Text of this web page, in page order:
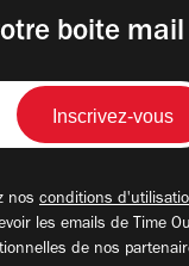
boite mail
nos conditions
les emails de Time
de nos